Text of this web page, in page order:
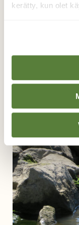
kerätty, kun olet
Risto